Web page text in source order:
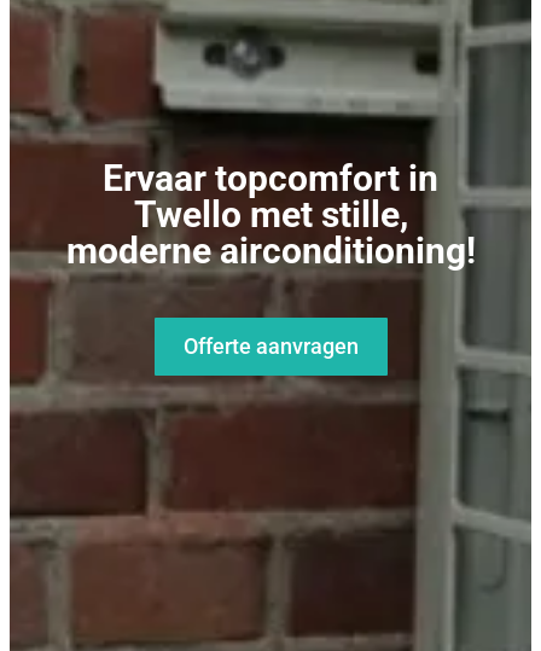
Ervaar topcomfort in
Twello met stille,
moderne airconditioning!
Offerte aanvragen